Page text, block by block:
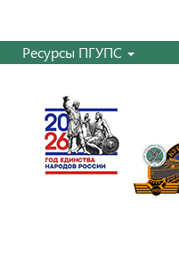
Ресурсы ПГУПС